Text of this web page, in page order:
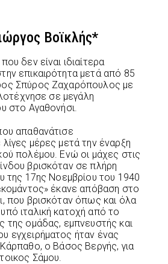
Βοϊκλής*
δεν είναι ιδιαίτερα
επικαιρότητα μετά από 85
Σπύρος Ζαχαρόπουλος με
σε μεγάλη
στο Αγαθονήσι.
απαθανάτισε
λίγες μέρες μετά την έναρξη
πολέμου. Ενώ οι μάχες στις
βρισκόταν σε πλήρη
της 17ης Νοεμβρίου του 1940
έκανε απόβαση στο
που βρισκόταν όπως και όλα
ιταλική κατοχή από το
της ομάδας, εμπνευστής και
εγχειρήματος ήταν ένας
ο Βάσος Βεργής, για
Σάμου.